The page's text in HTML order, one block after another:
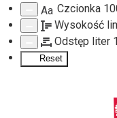
Aa Czcionka
Wysokość
Odstęp liter
Reset